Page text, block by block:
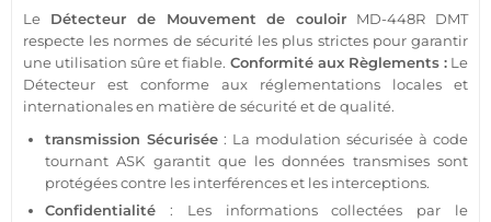
Le Détecteur de Mouvement de couloir MD-448R DMT
respecte les normes de sécuritéles plus strictes pour garantir
une utilisation sûre etfiable. Conformité aux Règlements :Le
Détecteur est conforme aux réglementations locales et
internationales en matière desécuritéet de qualité.
transmission Sécurisée : La modulation sécurisée à code
tournantASK garantit que les données transmises sont
protégées contre les interférences et les interceptions.
Confidentialité : Les informations collectées par le